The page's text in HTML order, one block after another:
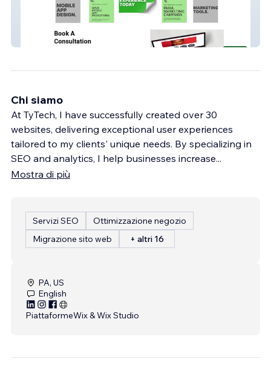
Chi siamo
At TyTech, I have successfully created over 30
websites, delivering exceptional user experiences
tailored to my clients' unique needs. By specializing in
SEO and analytics, I help businesses increase...
Mostra di più
Servizi SEO
Ottimizzazione negozio
Migrazione sito web
+ altri 16
PA, US
English
PiattaformeWix & Wix Studio